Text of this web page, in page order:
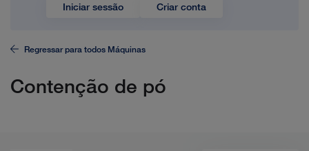
Iniciar sessão Criar conta
Regressar para todos Máquinas
Contenção de pó